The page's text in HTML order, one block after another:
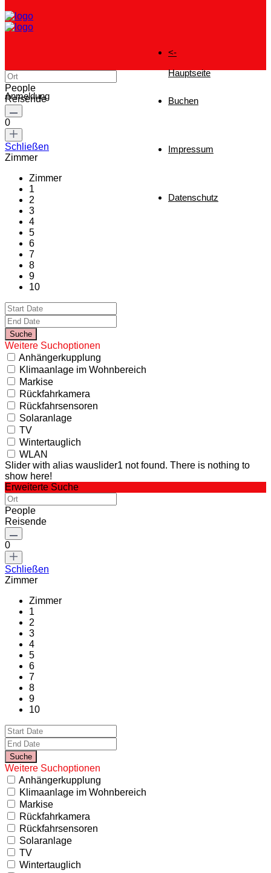
<-
Hauptseite
Buchen
Impressum
Datenschutz
Anmeldung
People
Reisende
0
Schließen
Zimmer
Zimmer
1
2
3
4
5
6
7
8
9
10
Weitere Suchoptionen
Anhängerkupplung
Klimaanlage im Wohnbereich
Markise
Rückfahrkamera
Rückfahrsensoren
Solaranlage
TV
Wintertauglich
WLAN
Slider with alias wauslider1 not found. There is nothing to
show here!
Erweiterte Suche
People
Reisende
0
Schließen
Zimmer
Zimmer
1
2
3
4
5
6
7
8
9
10
Weitere Suchoptionen
Anhängerkupplung
Klimaanlage im Wohnbereich
Markise
Rückfahrkamera
Rückfahrsensoren
Solaranlage
TV
Wintertauglich